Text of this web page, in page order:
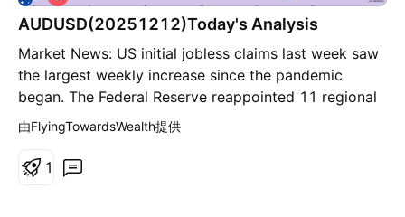
是导致过度管理最常见的原因之一。 如果交易逻辑建立在
日线或4小时结构上，那么5分钟图上的波动本来就充满噪
音。如果用它作为管理依据，正常震荡也会被误判为风险
信号。 将管理决策保持在原始规划的时间框架内，可以过
滤大量不必要的干预。 交易应通过它被设计时的视角来评
估，而不是被短期噪音左右。 3️⃣ 预先定义何时允许干预
质量的决策，反而带来更稳定的结果。 一个实用方法是提
AUDUSD(20251212)Today's Analysis
Market News: US initial jobless claims last week saw
the largest weekly increase since the pandemic
began. The Federal Reserve reappointed 11 regional
Fed presidents, easing concerns about personnel
Threshold: 0.6655 Support and Resistance Levels:
空
由FlyingTowardsWealth提供
1